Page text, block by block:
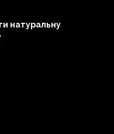
натуральну